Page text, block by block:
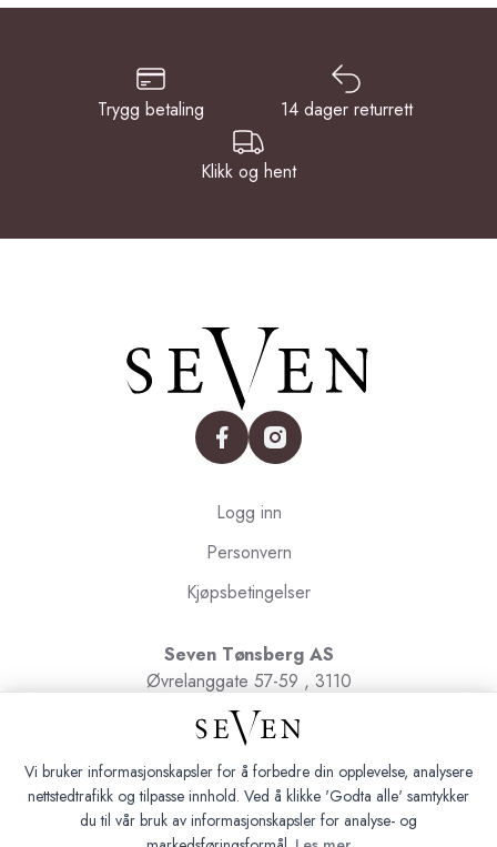
Trygg betaling 14 dager returrett
Klikk og hent
facebookinstagram
Logg inn
Personvern
Kjøpsbetingelser
Seven Tønsberg AS
Øvrelanggate 57-59 , 3110
Tønsberg
Org.nr. 991091580
Vi bruker informasjonskapsler for å forbedre din opplevelse, analysere
nettstedtrafikk og tilpasse innhold. Ved å klikke 'Godta alle' samtykker
du til vår bruk av informasjonskapsler for analyse- og